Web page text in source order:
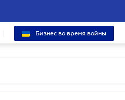
Бизнес во время войны